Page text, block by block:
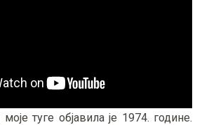
туге објавила је 1974. године.